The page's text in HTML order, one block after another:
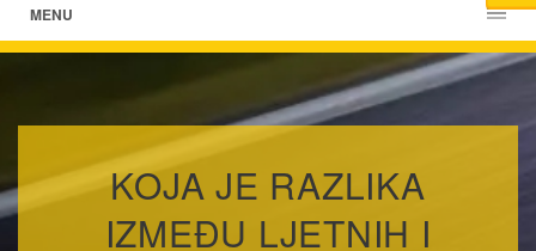
MENU
KOJA JE RAZLIKA
IZMEĐU LJETNIH I